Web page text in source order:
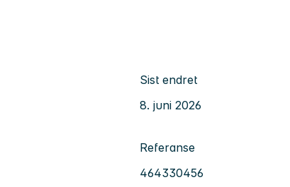
Sist endret
8. juni 2026
Referanse
464330456